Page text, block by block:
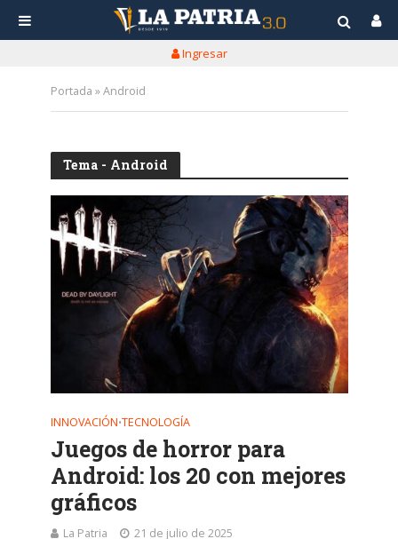
Ingresar
Portada »Android
Tema - Android
INNOVACIÓN•TECNOLOGÍA
Juegos de horror para
Android: los 20 con mejores
gráficos
La Patria 21 de julio de 2025